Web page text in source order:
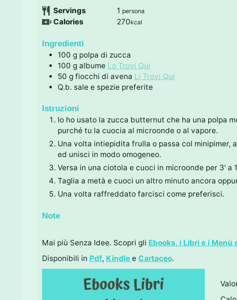
e
t
i
u
t
n
u
Servings 1 persona
Calories 270kcal
Ingredienti
100 g polpa di zucca
100 g albume Lo Trovi Qui
50 g fiocchi di avena Li Trovi Qui
Q.b. sale e spezie preferite
Istruzioni
Io ho usato la zucca butternut che ha una polpa
purché tu la cuocia al microonde o al vapore.
Una volta intiepidita frulla o passa col minipimer,
ed unisci in modo omogeneo.
Versa in una ciotola e cuoci in microonde per 3'
Taglia a metà e cuoci un altro minuto ancora
Una volta raffreddato farcisci come preferisci.
Note
Mai più Senza Idee. Scopri gli Ebooks, i Libri e i Menù
Disponibili in Pdf, Kindle e Cartaceo.